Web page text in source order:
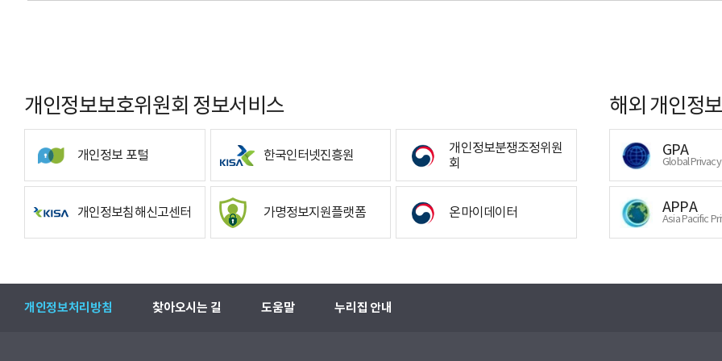
개인정보보호위원회 정보서비스
개인정보 포털 한국인터넷진흥원
개인정보분쟁조정위원
회
개인정보침해신고센터 가명정보지원플랫폼 온마이데이터
해외 개인정
GPA
Global
APPA
Asia Pacific
개인정보처리방침 찾아오시는 길 도움말 누리집 안내